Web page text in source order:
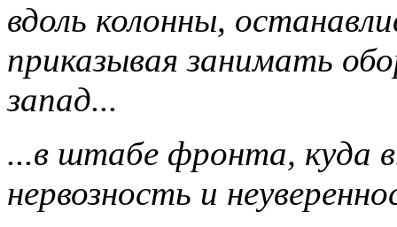
вдоль колонны,
приказывая занимать
запад...
...в штабе фронта, куда
нервозность и